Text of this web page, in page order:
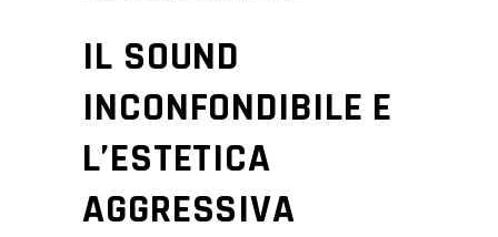
IL SOUND
INCONFONDIBILE E
L’ESTETICA
AGGRESSIVA